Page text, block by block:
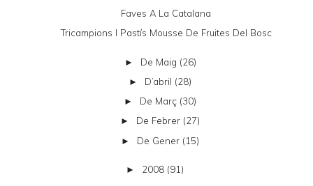
Faves A La Catalana
Tricampions I Pastís Mousse De Fruites Del Bosc
► De Maig (26)
► D’abril (28)
► De Març (30)
► De Febrer (27)
► De Gener (15)
► 2008 (91)